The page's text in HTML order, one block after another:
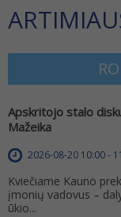
Apskritojo stalo
Mažeika
2026-08-20 10:00 -
Kviečiame Kauno
įmonių vadovus –
ūkio...